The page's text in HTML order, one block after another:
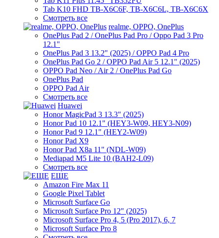
Tab K10 FHD TB-X6C6F, TB-X6C6L, TB-X6C6X
Смотреть все
realme, OPPO, OnePlus
OnePlus Pad 2 / OnePlus Pad Pro / Oppo Pad 3 Pro
12.1"
OnePlus Pad 3 13.2" (2025) / OPPO Pad 4 Pro
OnePlus Pad Go 2 / OPPO Pad Air 5 12.1" (2025)
OPPO Pad Neo / Air 2 / OnePlus Pad Go
OnePlus Pad
OPPO Pad Air
Смотреть все
Huawei
Honor MagicPad 3 13.3" (2025)
Honor Pad 10 12.1" (HEY3-W09, HEY3-N09)
Honor Pad 9 12.1" (HEY2-W09)
Honor Pad X9
Honor Pad X8a 11" (NDL-W09)
Mediapad M5 Lite 10 (BAH2-L09)
Смотреть все
ЕЩЕ
Amazon Fire Max 11
Google Pixel Tablet
Microsoft Surface Go
Microsoft Surface Pro 12" (2025)
Microsoft Surface Pro 4, 5 (Pro 2017), 6, 7
Microsoft Surface Pro 8